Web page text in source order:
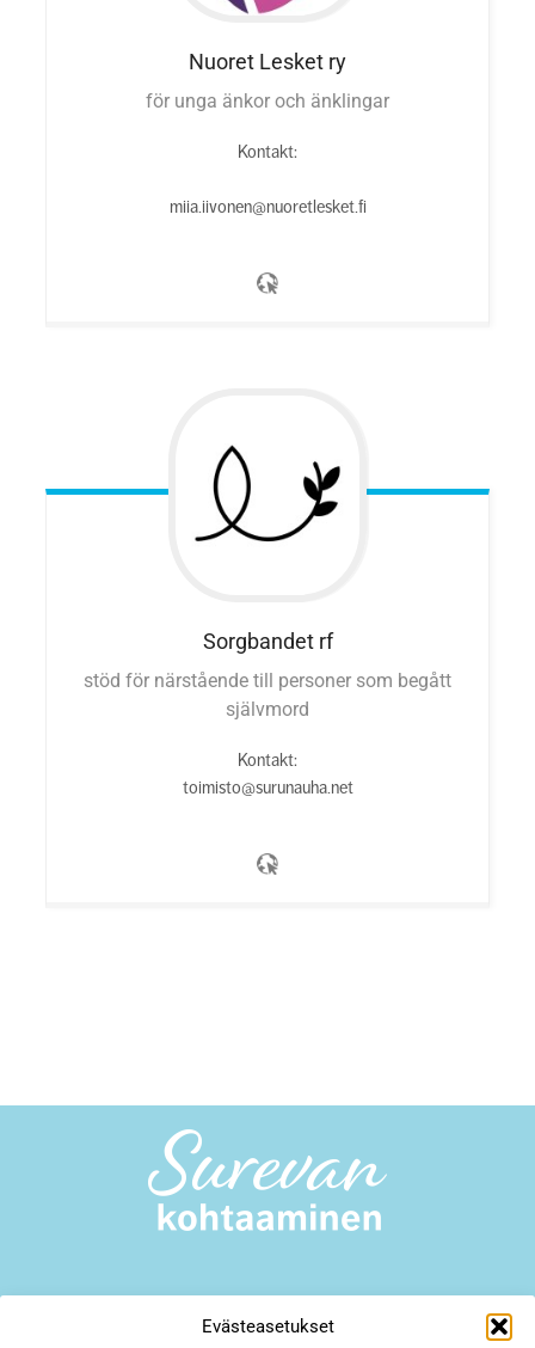
Evästeasetukset
Nuoret Lesket ry
för unga änkor och änklingar
Kontakt:
miia.iivonen@nuoretlesket.fi
Sorgbandet rf
stöd för närstående till personer som begått
självmord
Kontakt:
toimisto@surunauha.net
Yliopistonkatu 23 A18, 40100 Jyväskylä